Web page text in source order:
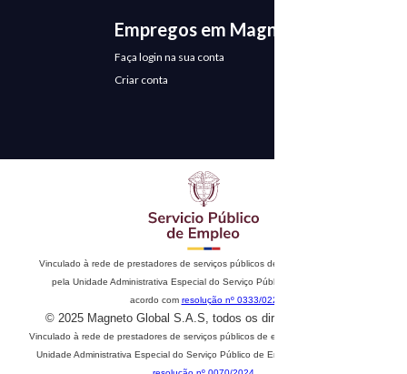
Empregos em Magneto
Faça login na sua conta
Criar conta
Vinculado à rede de prestadores de serviços públicos de emprego. Autorizado
pela Unidade Administrativa Especial do Serviço Público de Emprego de
acordo com resolução nº 0333/022
© 2025 Magneto Global S.A.S, todos os direitos reservados
Vinculado à rede de prestadores de serviços públicos de emprego. Autorizado pela
Unidade Administrativa Especial do Serviço Público de Emprego de acordo com